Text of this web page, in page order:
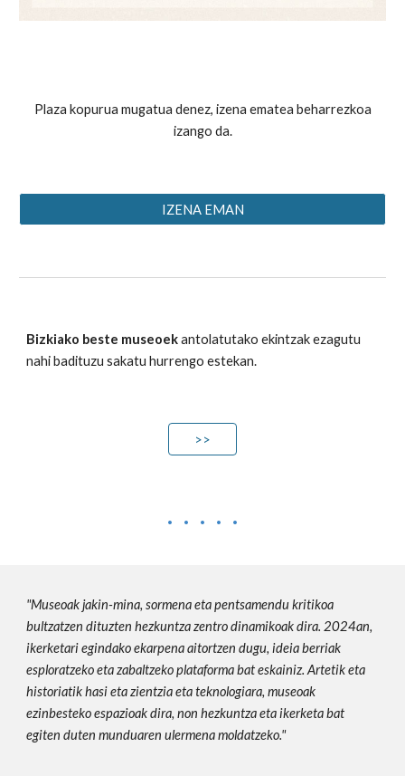
Plaza kopurua mugatua denez, izena ematea beharrezkoa
izango da.
IZENA EMAN
Bizkiako beste museoekantolatutako ekintzak ezagutu
nahi badituzu sakatu hurrengo estekan.
>>
· · · · ·
"Museoak jakin-mina, sormena eta pentsamendu kritikoa
bultzatzen dituzten hezkuntza zentro dinamikoak dira. 2024an,
ikerketari egindako ekarpena aitortzen dugu, ideia berriak
esploratzeko eta zabaltzeko plataforma bat eskainiz. Artetik eta
historiatik hasi eta zientzia eta teknologiara, museoak
ezinbesteko espazioak dira, non hezkuntza eta ikerketa bat
egiten duten munduaren ulermena moldatzeko."